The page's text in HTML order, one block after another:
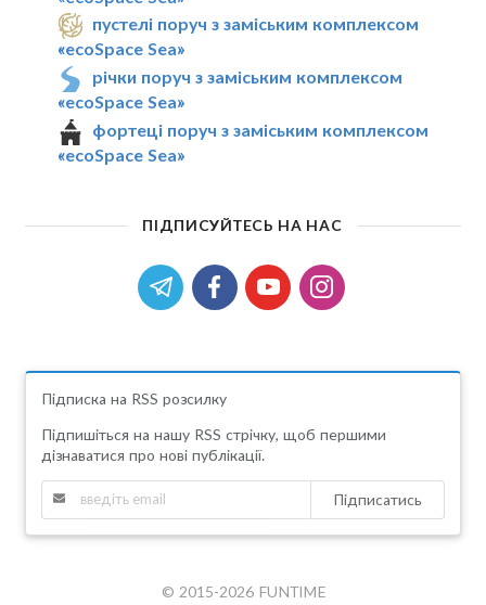
пустелі поруч з заміським комплексом
«ecoSpace Sea»
річки поруч з заміським комплексом
«ecoSpace Sea»
фортеці поруч з заміським комплексом
«ecoSpace Sea»
ПІДПИСУЙТЕСЬ НА НАС
Підписка на RSS розсилку
Підпишіться на нашу RSS стрічку, щоб першими
дізнаватися про нові публікації.
Підписатись
© 2015-2026 FUNTIME